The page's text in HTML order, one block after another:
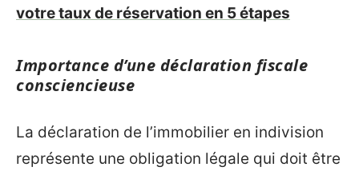
votre taux de réservation en 5 étapes
Importance d’une déclaration fiscale
consciencieuse
La déclaration de l’immobilier en indivision
représente une obligation légale qui doit être